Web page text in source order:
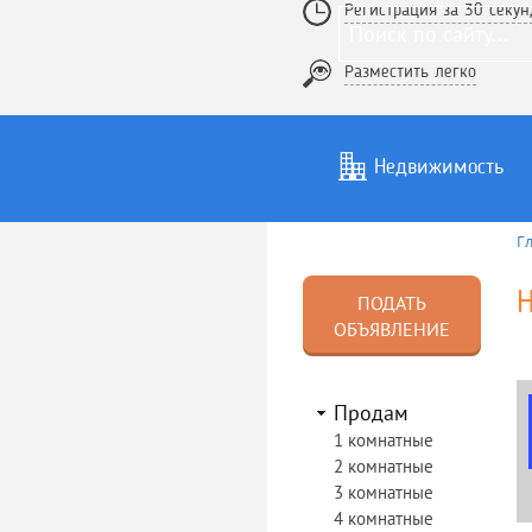
Регистрация за 30
Разместить легко
Недвижимость
Услуги
ПОДАТЬ
ОБЪЯВЛЕНИЕ
Продам
1 комнатные
2 комнатные
3 комнатные
4 комнатные